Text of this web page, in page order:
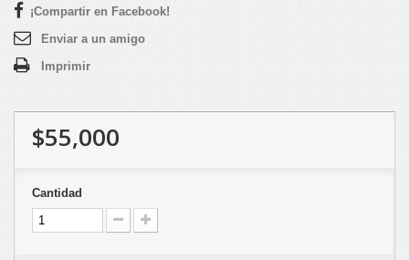
¡Compartir en Facebook!
Enviar a un amigo
Imprimir
$55,000
Cantidad